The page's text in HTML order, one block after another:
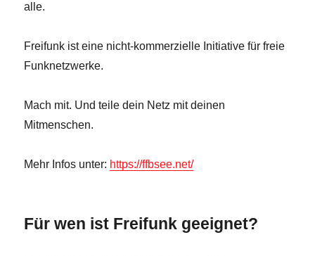
alle.
Freifunk ist eine nicht-kommerzielle Initiative für freie
Funknetzwerke.
Mach mit. Und teile dein Netz mit deinen
Mitmenschen.
Mehr Infos unter: https://ffbsee.net/
Für wen ist Freifunk geeignet?